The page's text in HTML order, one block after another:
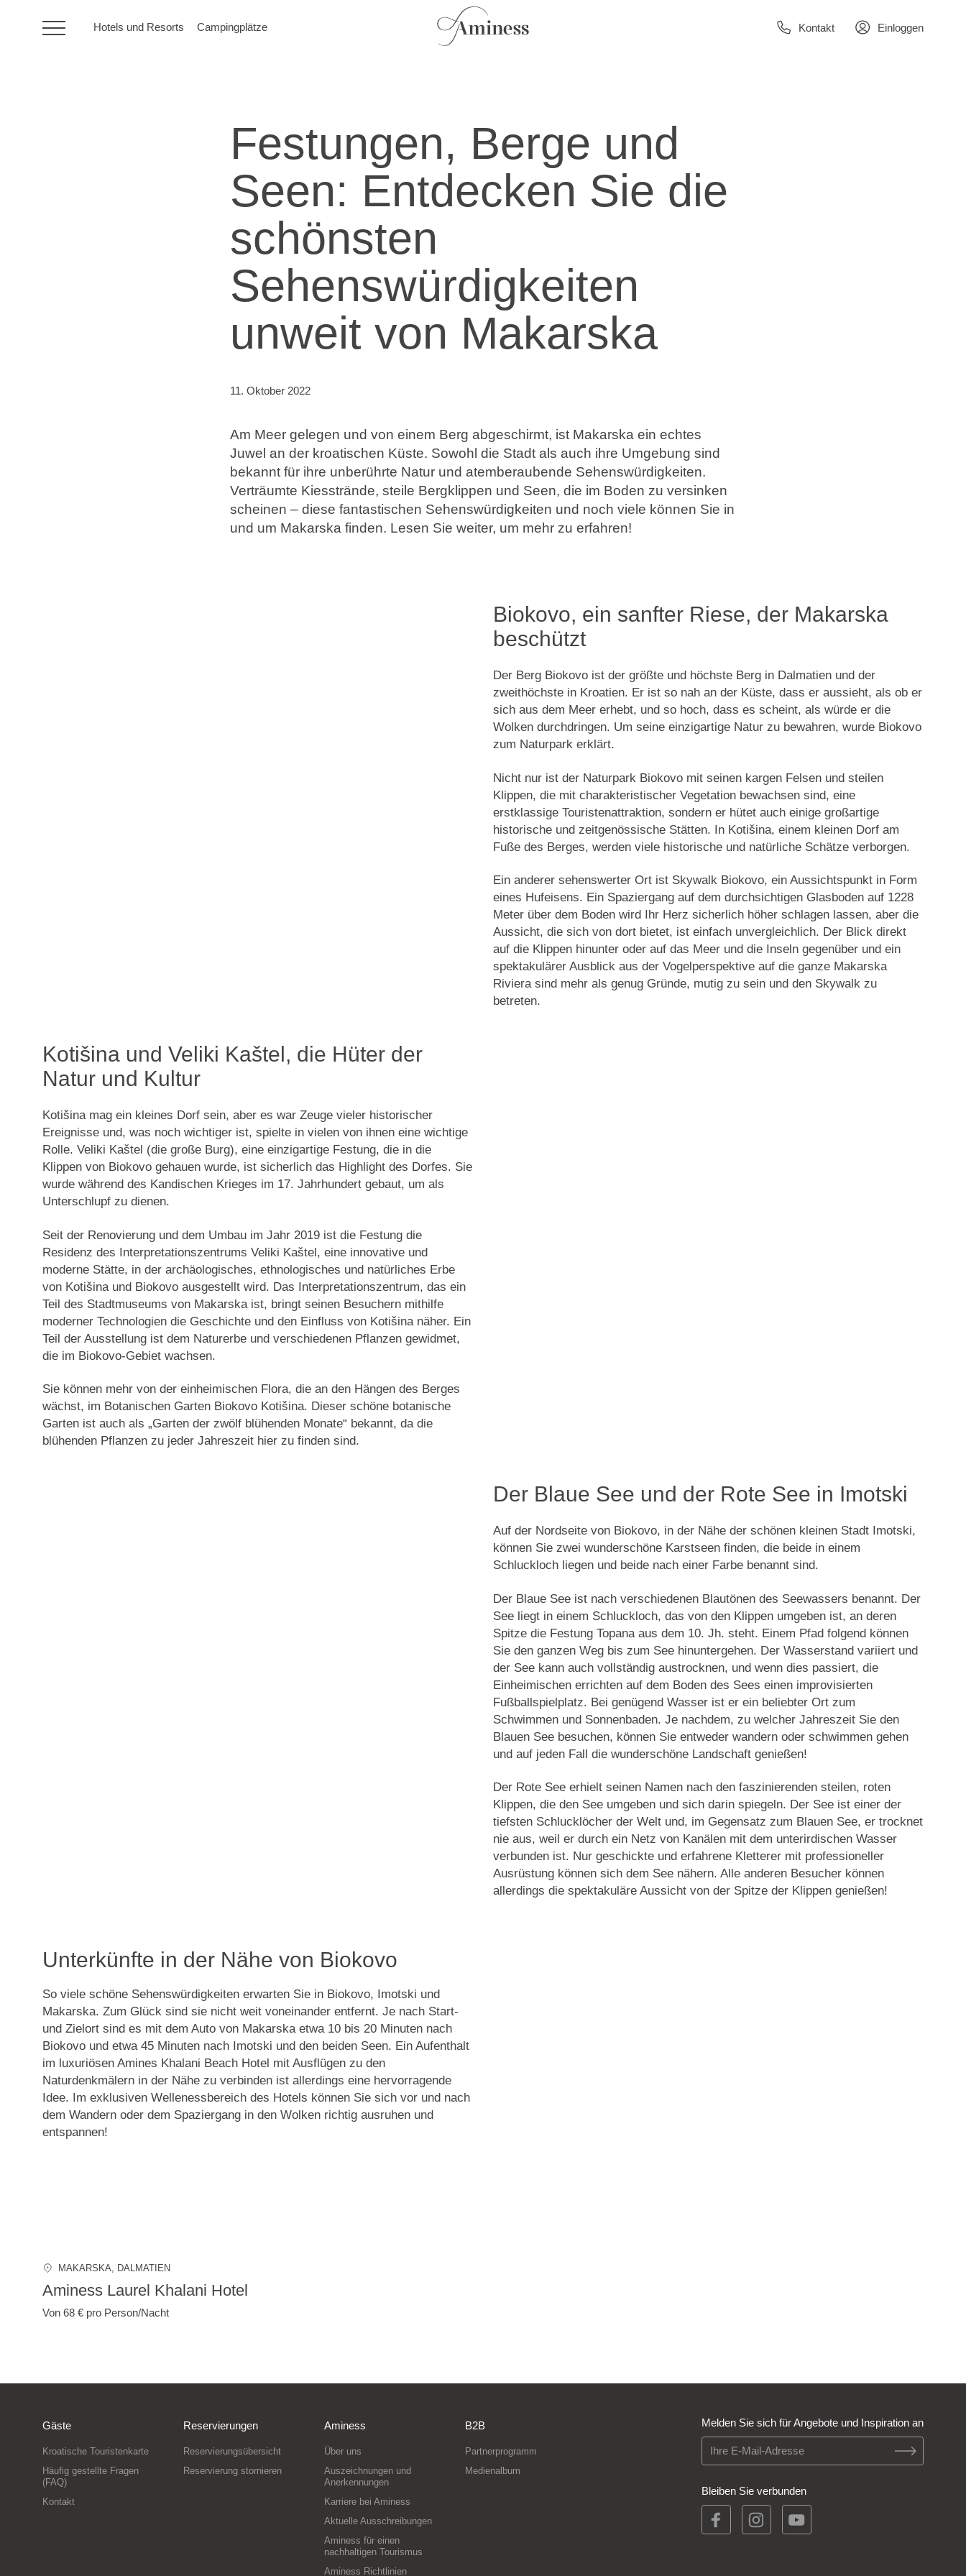
Hotels und Resorts Campingplätze Kontakt Einloggen
Festungen, Berge und
Seen: Entdecken Sie die
schönsten
Sehenswürdigkeiten
unweit von Makarska
11. Oktober 2022
Am Meer gelegen und von einem Berg abgeschirmt, ist Makarska ein echtes
Juwel an der kroatischen Küste. Sowohl die Stadt als auch ihre Umgebung sind
bekannt für ihre unberührte Natur und atemberaubende Sehenswürdigkeiten.
Verträumte Kiesstrände, steile Bergklippen und Seen, die im Boden zu versinken
scheinen – diese fantastischen Sehenswürdigkeiten und noch viele können Sie in
und um Makarska finden. Lesen Sie weiter, um mehr zu erfahren!
Biokovo, ein sanfter Riese, der Makarska
beschützt
Der Berg Biokovo ist der größte und höchste Berg in Dalmatienund der
zweithöchste in Kroatien. Er ist so nah an der Küste, dass er aussieht, als ob er
sich aus dem Meer erhebt, und so hoch, dass es scheint, als würde er die
Wolken durchdringen. Um seine einzigartige Natur zu bewahren, wurde Biokovo
zum Naturparkerklärt.
Nicht nur ist der Naturpark Biokovo mit seinen kargen Felsen und steilen
Klippen, die mit charakteristischer Vegetation bewachsen sind, eine
erstklassige Touristenattraktion, sondern er hütet auch einige großartige
historische und zeitgenössische Stätten. In Kotišina, einem kleinen Dorf am
Fuße des Berges, werden viele historische und natürliche Schätze verborgen.
Ein anderer sehenswerter Ort ist Skywalk Biokovo, ein Aussichtspunkt in Form
eines Hufeisens. Ein Spaziergang auf dem durchsichtigen Glasboden auf 1228
Meter über dem Bodenwird Ihr Herz sicherlich höher schlagen lassen, aber die
Aussicht, die sich von dort bietet, ist einfach unvergleichlich. Der Blick direkt
auf die Klippen hinunter oder auf das Meer und die Inseln gegenüber und ein
spektakulärer Ausblick aus der Vogelperspektive auf die ganze Makarska
Rivierasind mehr als genug Gründe, mutig zu sein und den Skywalk zu
betreten.
Kotišina und Veliki Kaštel, die Hüter der
Natur und Kultur
Kotišina mag ein kleines Dorf sein, aber es war Zeuge vieler historischer
Ereignisse und, was noch wichtiger ist, spielte in vielen von ihnen eine wichtige
Rolle. Veliki Kaštel (die große Burg), eine einzigartige Festung, die in die
Klippen von Biokovo gehauen wurde, ist sicherlich das Highlight des Dorfes. Sie
wurde während des Kandischen Krieges im 17. Jahrhundert gebaut, um als
Unterschlupf zu dienen.
Seit der Renovierung und dem Umbau im Jahr 2019 ist die Festung die
Residenz des Interpretationszentrums Veliki Kaštel, eine innovative und
moderne Stätte, in der archäologisches, ethnologisches und natürliches Erbe
von Kotišina und Biokovo ausgestellt wird. Das Interpretationszentrum, das ein
Teil des Stadtmuseums von Makarska ist, bringt seinen Besuchern mithilfe
moderner Technologien die Geschichte und den Einfluss von Kotišina näher. Ein
Teil der Ausstellung ist dem Naturerbe und verschiedenen Pflanzen gewidmet,
die im Biokovo-Gebiet wachsen.
Sie können mehr von der einheimischen Flora, die an den Hängen des Berges
wächst, im Botanischen Garten Biokovo Kotišina. Dieser schöne botanische
Garten ist auch als „Garten der zwölf blühenden Monate“ bekannt, da die
blühenden Pflanzen zu jeder Jahreszeit hier zu finden sind.
Der Blaue See und der Rote See in Imotski
Auf der Nordseite von Biokovo, in der Nähe der schönen kleinen Stadt Imotski,
können Sie zwei wunderschöne Karstseen finden, die beide in einem
Schluckloch liegen und beide nach einer Farbe benannt sind.
Der Blaue Seeist nach verschiedenen Blautönen des Seewassers benannt. Der
See liegt in einem Schluckloch, das von den Klippen umgeben ist, an deren
Spitze die Festung Topanaaus dem 10. Jh. steht. Einem Pfad folgend können
Sie den ganzen Weg bis zum See hinuntergehen. Der Wasserstand variiert und
der See kann auch vollständig austrocknen, und wenn dies passiert, die
Einheimischen errichten auf dem Boden des Sees einen improvisierten
Fußballspielplatz. Bei genügend Wasser ist er ein beliebter Ort zum
Schwimmen und Sonnenbaden. Je nachdem, zu welcher Jahreszeit Sie den
Blauen See besuchen, können Sie entweder wandern oder schwimmen gehen
und auf jeden Fall die wunderschöne Landschaft genießen!
Der Rote Seeerhielt seinen Namen nach den faszinierenden steilen, roten
Klippen, die den See umgeben und sich darin spiegeln. Der See ist einer der
tiefsten Schlucklöcher der Weltund, im Gegensatz zum Blauen See, er trocknet
nie aus, weil er durch ein Netz von Kanälen mit dem unterirdischen Wasser
verbunden ist. Nur geschickte und erfahrene Kletterer mit professioneller
Ausrüstung können sich dem See nähern. Alle anderen Besucher können
allerdings die spektakuläre Aussicht von der Spitze der Klippen genießen!
Unterkünfte in der Nähe von Biokovo
So viele schöne Sehenswürdigkeiten erwarten Sie in Biokovo, Imotski und
Makarska. Zum Glück sind sie nicht weit voneinander entfernt. Je nach Start-
und Zielort sind es mit dem Auto von Makarska etwa 10 bis 20 Minuten nach
Biokovo und etwa 45 Minuten nach Imotski und den beiden Seen. Ein Aufenthalt
im luxuriösen Amines Khalani Beach Hotel mit Ausflügen zu den
Naturdenkmälern in der Nähe zu verbinden ist allerdings eine hervorragende
Idee. Im exklusiven Wellenessbereich des Hotels können Sie sich vor und nach
dem Wandern oder dem Spaziergang in den Wolken richtig ausruhen und
entspannen!
MAKARSKA , DALMATIEN
Aminess Laurel Khalani Hotel
Von 68 € pro Person/Nacht
Gäste
Kroatische Touristenkarte
Häufig gestellte Fragen
(FAQ)
Kontakt
Reservierungen
Reservierungsübersicht
Reservierung stornieren
Aminess
Über uns
Auszeichnungen und
Anerkennungen
Karriere bei Aminess
Aktuelle Ausschreibungen
Aminess für einen
nachhaltigen Tourismus
Aminess Richtlinien
B2B
Partnerprogramm
Medienalbum
Melden Sie sich für Angebote und Inspiration an
Bleiben Sie verbunden